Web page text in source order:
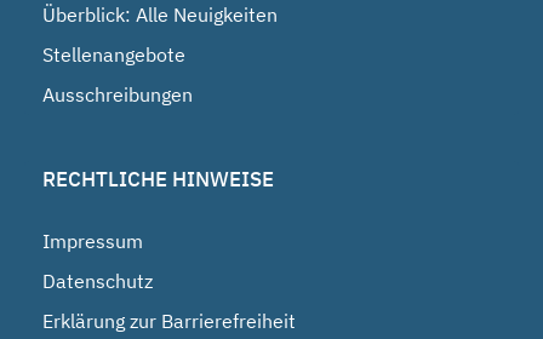
Überblick: Alle Neuigkeiten
Stellenangebote
Ausschreibungen
RECHTLICHE HINWEISE
Impressum
Datenschutz
Erklärung zur Barrierefreiheit